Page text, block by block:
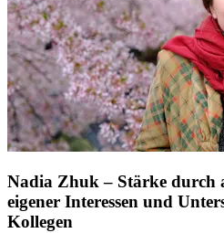
Nadia Zhuk – Stärke durch
eigener Interessen und
Kollegen